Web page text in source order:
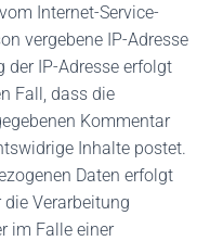
Internet-Service-
vergebene IP-Adresse
der IP-Adresse erfolgt
Fall, dass die
Kommentar
Inhalte postet.
Daten erfolgt
Verarbeitung
im Falle einer